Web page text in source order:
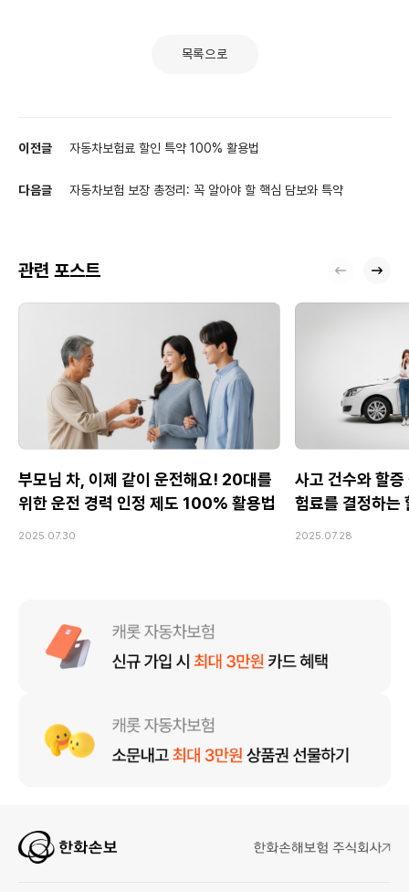
목록으로
이전글 자동차보험료 할인 특약 100% 활용법
다음글 자동차보험 보장 총정리: 꼭 알아야 할 핵심 담보와 특약
관련 포스트
부모님 차, 이제 같이 운전해요! 20대를
위한 운전 경력 인정 제도 100% 활용법
2025.07.30
사고 건수와 할
험료를 결정하는
2025.07.28